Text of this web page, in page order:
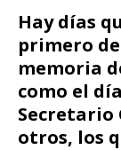
Hay días
primero
memoria
como el
Secretario
otros, los